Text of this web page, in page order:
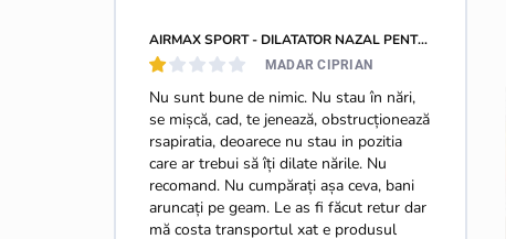
AIRMAX SPORT - DILATATOR NAZAL PENTRU O RESPIRAȚIE MAI BUNĂ - MĂRIMEA S + M
MADAR CIPRIAN
Nu sunt bune de nimic. Nu stau în nări,
se mișcă, cad, te jenează, obstrucționează
rsapiratia, deoarece nu stau in pozitia
care ar trebui să îți dilate nările. Nu
recomand. Nu cumpărați așa ceva, bani
aruncați pe geam. Le as fi făcut retur dar
mă costa transportul xat e produsul